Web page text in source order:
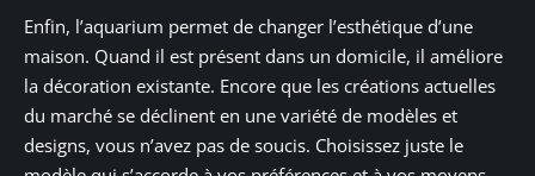
Enfin, l’aquarium permet de changer l’esthétique d’une
maison. Quand il est présent dans un domicile, il améliore
la décoration existante. Encore que les créations actuelles
du marché se déclinent en une variété de modèles et
designs, vous n’avez pas de soucis. Choisissez juste le